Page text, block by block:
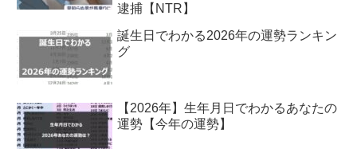
逮捕【NTR】
誕生日でわかる2026年の運勢ランキン
グ
【2026年】生年月日でわかるあなたの
運勢【今年の運勢】